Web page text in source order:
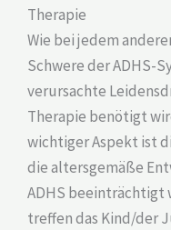
Therapie
Wie bei jedem
Schwere der ADHS-
verursachte
Therapie benötigt
wichtiger Aspekt ist
die altersgemäße
ADHS beeinträchtigt
treffen das Kind/der